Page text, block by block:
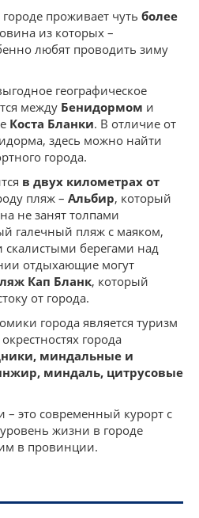
проживает чуть более
из которых –
любят проводить зиму
географическое
между Бенидормом и
Коста Бланки. В отличие от
здесь можно найти
города.
в двух километрах от
пляж – Альбир, который
не занят толпами
галечный пляж с маяком,
берегами над
отдыхающие могут
Кап Бланк, который
от города.
города является туризм
города
миндальные и
миндаль, цитрусовые
– это современный курорт с
жизни в городе
в провинции.